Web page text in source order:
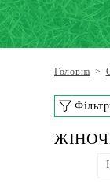
Головна >